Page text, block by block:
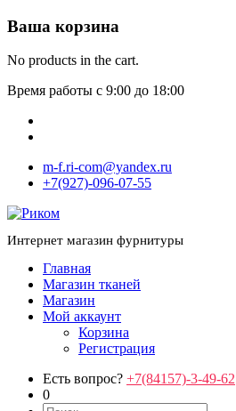
Ваша корзина
No products in the cart.
Время работы с 9:00 до 18:00
m-f.ri-com@yandex.ru
+7(927)-096-07-55
Интернет магазин фурнитуры
Главная
Магазин тканей
Магазин
Мой аккаунт
Корзина
Регистрация
Есть вопрос? +7(84157)-3-49-62
0